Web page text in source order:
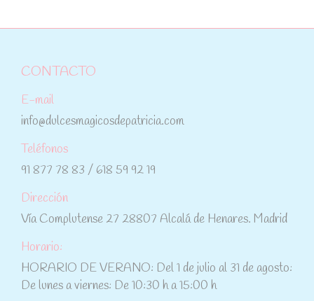
CONTACTO
E-mail
info@dulcesmagicosdepatricia.com
Teléfonos
91 877 78 83 / 618 59 92 19
Dirección
Vía Complutense 27 28807 Alcalá de Henares. Madrid
Horario:
HORARIO DE VERANO: Del 1 de julio al 31 de agosto:
De lunes a viernes: De 10:30 h a 15:00 h